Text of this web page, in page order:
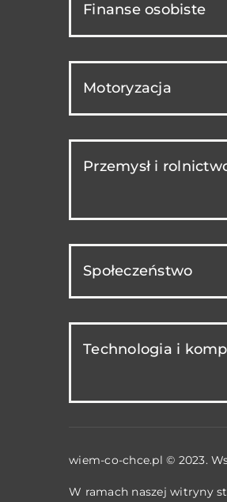
Finanse osobiste
Motoryzacja
Przemysł i
Społeczeństwo
Technologia i
wiem-co-chce.pl © 2023.
W ramach naszej witryny